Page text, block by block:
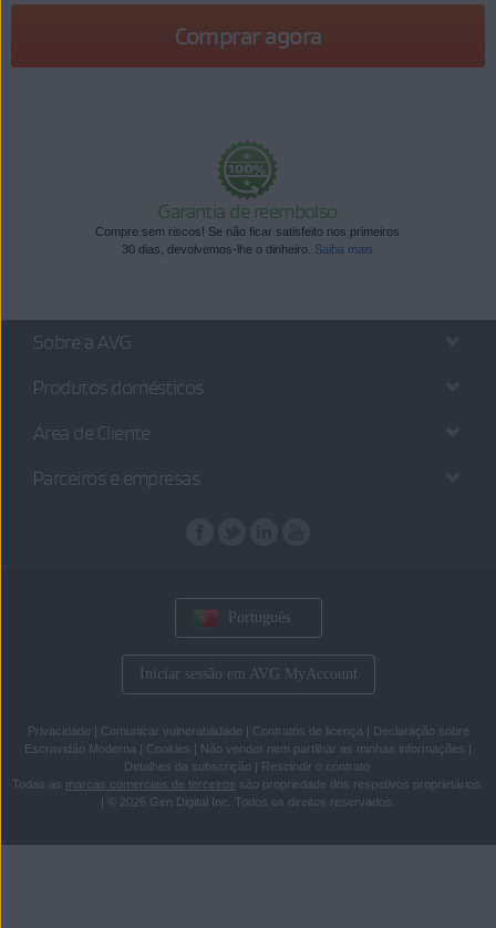
Comprar agora
Garantia de reembolso
Compre sem riscos! Se não ficar satisfeito nos primeiros
30 dias, devolvemos-lhe o dinheiro. Saiba mais
Sobre a AVG
Produtos domésticos
Área de Cliente
Parceiros e empresas
Português
Iniciar sessão em AVG MyAccount
Privacidade | Comunicar vulnerabilidade | Contratos de licença | Declaração sobre
Escravidão Moderna | Cookies | Não vender nem partilhar as minhas informações |
Detalhes da subscrição
| Rescindir o contrato
Todas as marcas comerciais de terceiros são propriedade dos respetivos proprietários.
|
© 2026 Gen Digital Inc. Todos os direitos reservados.